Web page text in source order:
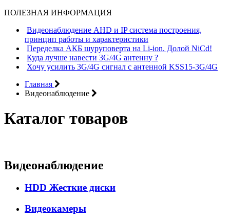
ПОЛЕЗНАЯ ИНФОРМАЦИЯ
Видеонаблюдение AHD и IP система построения,
принцип работы и характеристики
Переделка АКБ шуруповерта на Li-ion. Долой NiCd!
Куда лучше навести 3G/4G антенну ?
Хочу усилить 3G/4G сигнал с антенной KSS15-3G/4G
Главная
Видеонаблюдение
Каталог товаров
Видеонаблюдение
HDD Жесткие диски
Видеокамеры